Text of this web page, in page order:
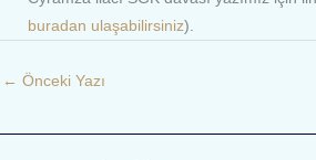
buradan ulaşabilirsiniz).
← Önceki Yazı